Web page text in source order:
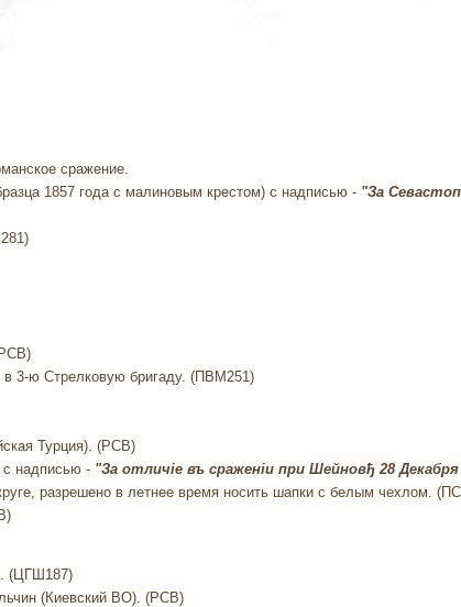
сражение.
1857 года с малиновым крестом) с надписью - "За
в 3-ю Стрелковую бригаду. (ПВМ251)
Турция). (РСВ)
с надписью - "За отличiе въ сраженiи при Шейновђ 28 Декабря
разрешено в летнее время носить шапки с белым чехлом.
(ЦГШ187)
(Киевский ВО). (РСВ)